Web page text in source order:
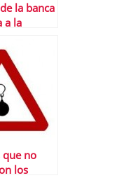
la banca
a la
que no
los